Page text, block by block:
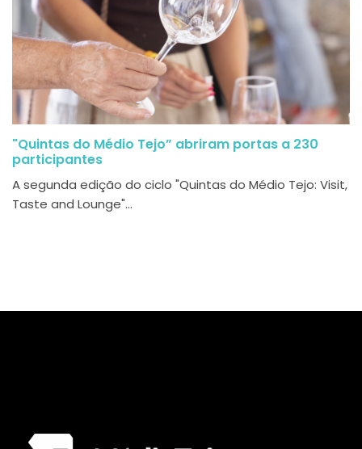
"Quintas do Médio Tejo” abriram portas a 230
participantes
A segunda edição do ciclo "Quintas do Médio Tejo: Visit,
Taste and Lounge"...